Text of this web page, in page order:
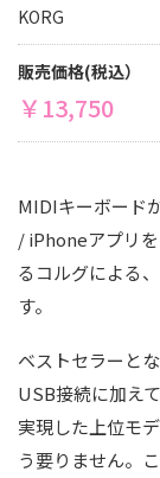
KORG
販売価格(税込）
￥13,750
MIDIキーボード
/ iPhoneアプリ
るコルグによる
す。
ベストセラーと
USB接続に加え
実現した上位モ
う要りません。